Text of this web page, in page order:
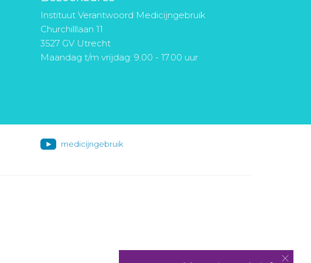
Instituut Verantwoord Medicijngebruik
Churchilllaan 11
3527 GV Utrecht
Maandag t/m vrijdag: 9.00 - 17.00 uur
medicijngebruik